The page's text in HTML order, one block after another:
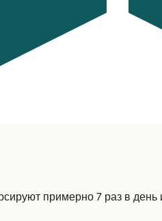
примерно 7 раз в день